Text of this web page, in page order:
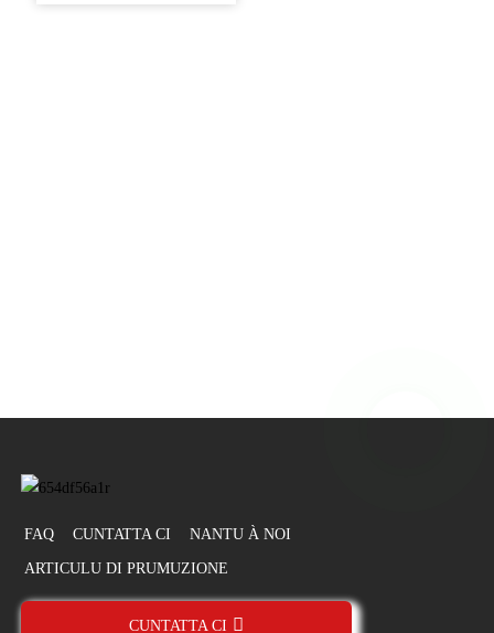
FAQ CUNTATTA CI NANTU À NOI
ARTICULU DI PRUMUZIONE
CUNTATTA CI